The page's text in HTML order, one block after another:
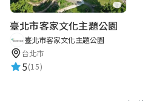
臺北市客家文化主題公園
臺北市客家文化主題公園
台北市
5(15)